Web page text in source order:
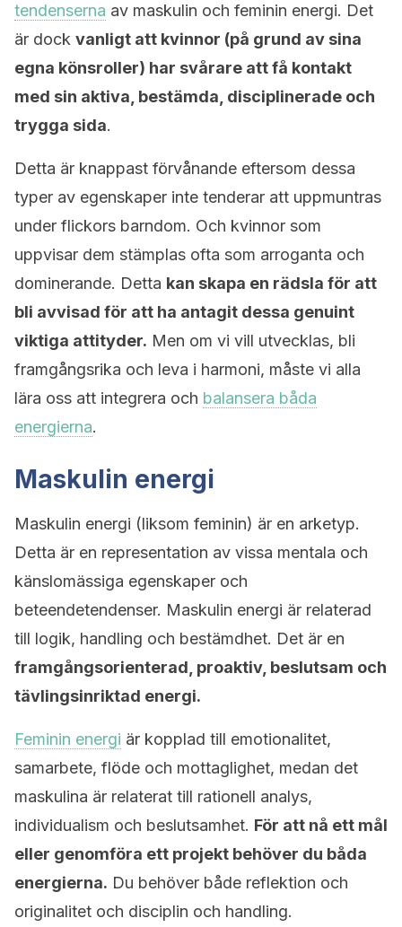
tendenserna av maskulin och feminin energi. Det
är dock vanligt att kvinnor (på grund av sina
egna könsroller) har svårare att få kontakt
med sin aktiva, bestämda, disciplinerade och
trygga sida.
Detta är knappast förvånande eftersom dessa
typer av egenskaper inte tenderar att uppmuntras
under flickors barndom. Och kvinnor som
uppvisar dem stämplas ofta som arroganta och
dominerande. Detta kan skapa en rädsla för att
bli avvisad för att ha antagit dessa genuint
viktiga attityder. Men om vi vill utvecklas, bli
framgångsrika och leva i harmoni, måste vi alla
lära oss att integrera och balansera båda
energierna.
Maskulin energi
Maskulin energi (liksom feminin) är en arketyp.
Detta är en representation av vissa mentala och
känslomässiga egenskaper och
beteendetendenser. Maskulin energi är relaterad
till logik, handling och bestämdhet. Det är en
framgångsorienterad, proaktiv, beslutsam och
tävlingsinriktad energi.
Feminin energi är kopplad till emotionalitet,
samarbete, flöde och mottaglighet, medan det
maskulina är relaterat till rationell analys,
individualism och beslutsamhet. För att nå ett mål
eller genomföra ett projekt behöver du båda
energierna. Du behöver både reflektion och
originalitet och disciplin och handling.